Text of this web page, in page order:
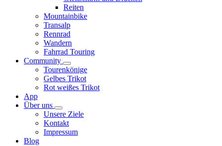
Reiten
Mountainbike
Transalp
Rennrad
Wandern
Fahrrad Touring
Community
Tourenkönige
Gelbes Trikot
Rot weißes Trikot
App
Über uns
Unsere Ziele
Kontakt
Impressum
Blog